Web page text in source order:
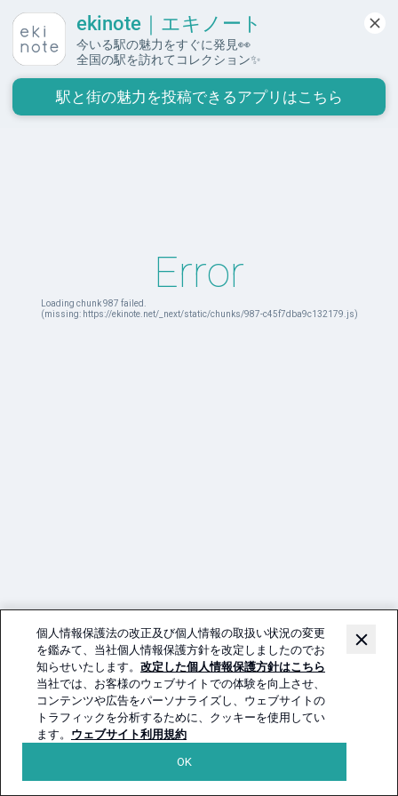
ekinote｜エキノート
今いる駅の魅力をすぐに発見👀
駅と街の魅力を投稿できるアプリはこちら
はじめて行く駅のことがわかる 行ってみたい街が見つかる
Error
Loading chunk 987 failed.
(missing: https://ekinote.net/_next/static/chunks/987-c45f7dba9c132179.js)
個人情報保護法の改正及び個人情報の取扱い状況の変更
を鑑みて、当社個人情報保護方針を改定しましたのでお
知らせいたします。 改定した個人情報保護方針はこちら
当社では、お客様のウェブサイトでの体験を向上させ、
コンテンツや広告をパーソナライズし、ウェブサイトの
トラフィックを分析するために、クッキーを使用してい
ます。 ウェブサイト利用規約
OK